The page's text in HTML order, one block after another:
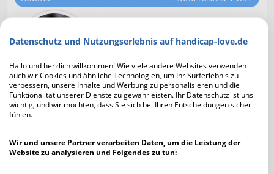
Datenschutz und Nutzungserlebnis auf handicap-love.de
Hallo und herzlich willkommen! Wie viele andere Websites verwenden
auch wir Cookies und ähnliche Technologien, um Ihr Surferlebnis zu
verbessern, unsere Inhalte und Werbung zu personalisieren und die
Funktionalität unserer Dienste zu gewährleisten. Ihr Datenschutz ist uns
wichtig, und wir möchten, dass Sie sich bei Ihren Entscheidungen sicher
fühlen.
Wir und unsere Partner verarbeiten Daten, um die Leistung der
Website zu analysieren und Folgendes zu tun:
Verbindung kappt 😅
lockedj
30.01.2023 19:57
mehr so auf dem Laufenden zu sein!